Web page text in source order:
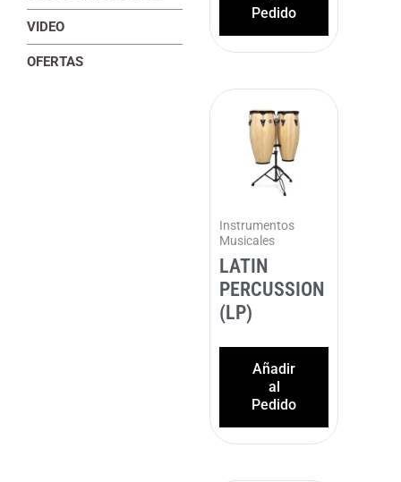
VIDEO
OFERTAS
Pedido
Instrumentos
Musicales
LATIN
PERCUSSION
(LP)
Añadir
al
Pedido